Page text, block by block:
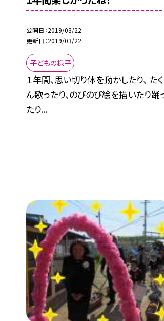
公開日 2019/03/22
更新日 2019/03/22
子どもの様子
１年間、思い切り体を動かしたり、 た
ん歌ったり、のびのび絵を描いたり踊
たり...